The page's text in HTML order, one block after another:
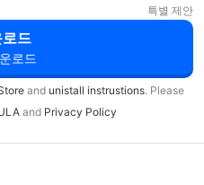
특별 제안
드
로드
and unistall instrustions. Please
and Privacy Policy